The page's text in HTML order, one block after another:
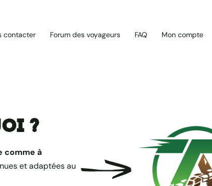
contacter Forum des voyageurs FAQ Mon compte
?
comme à
et adaptées au